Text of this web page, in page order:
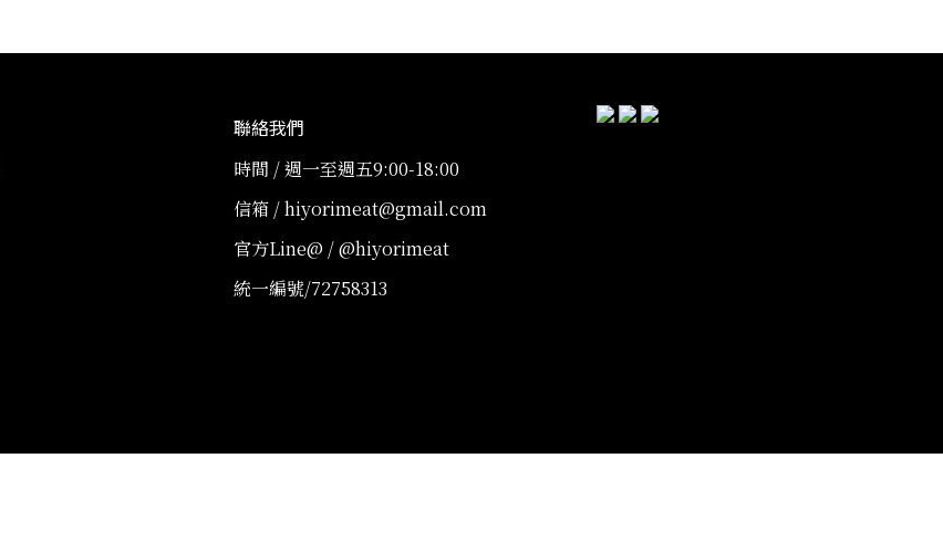
聯絡我們
時間 / 週一至週五9:00-18:00
信箱 / hiyorimeat@gmail.com
官方Line@ / @hiyorimeat
統一編號/72758313